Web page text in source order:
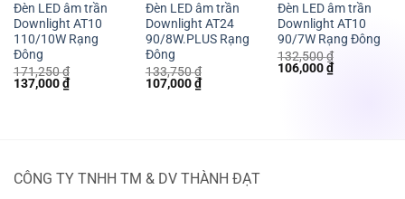
Đèn LED âm trần
Downlight AT10
110/10W Rạng
Đông
171,250₫
Giá
137,000₫Giá
hiện
Đèn LED âm trần
Downlight AT24
90/8W.PLUS Rạng
Đông
133,750₫
Giá
107,000₫Giá
hiện
Đèn LED âm trần
Downlight AT10
90/7W Rạng Đông
132,500₫
Giá
106,000₫Giá
hiện
CÔNG TY TNHH TM & DV THÀNH ĐẠT